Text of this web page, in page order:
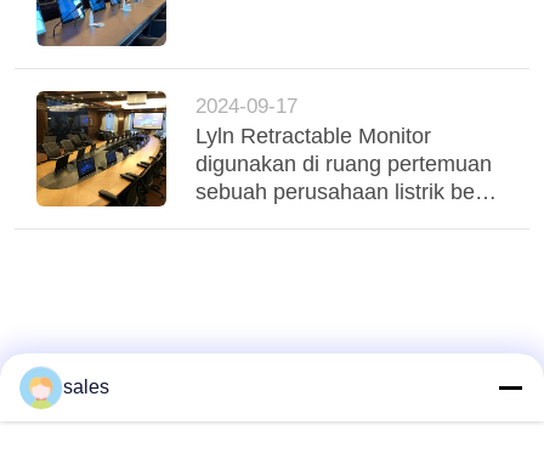
2024-09-17
Lyln Retractable Monitor
digunakan di ruang pertemuan
sebuah perusahaan listrik besar
sales